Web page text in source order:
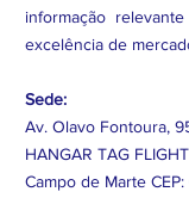
informação
excelência de
Sede:
Av. Olavo Fontoura,
HANGAR TAG
Campo de Marte CEP: